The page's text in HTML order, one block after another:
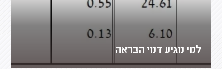
למי מגיע דמי הבראה